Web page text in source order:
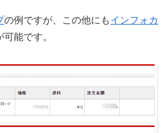
の例ですが、この他にもインフォカ
能です。